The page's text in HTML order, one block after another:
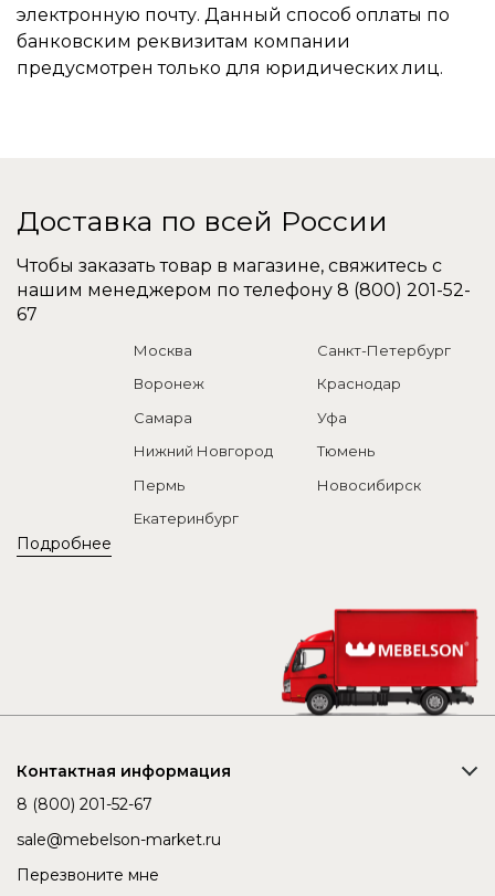
электронную почту. Данный способ оплаты по
банковским реквизитам компании
предусмотрен только для юридических лиц.
Доставка по всей России
Чтобы заказать товар в магазине, свяжитесь с
нашим менеджером по телефону 8 (800) 201-52-
67
Подробнее
Москва
Санкт-Петербург
Воронеж
Краснодар
Самара
Уфа
Нижний Новгород
Тюмень
Пермь
Новосибирск
Екатеринбург
Контактная информация
8 (800) 201-52-67
sale@mebelson-market.ru
Перезвоните мне